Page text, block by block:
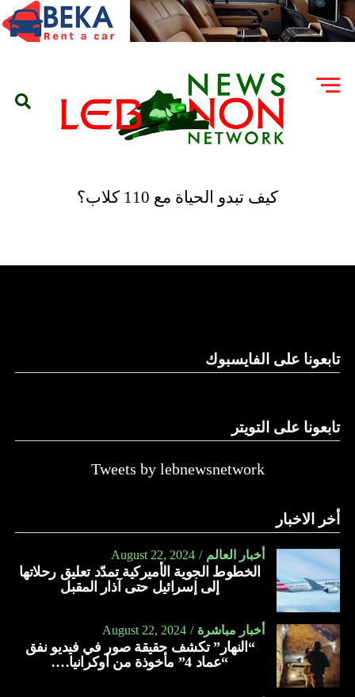
كيف تبدو الحياة مع 110 كلاب؟
تابعونا على الفايسبوك
تابعونا على التويتر
Tweets by lebnewsnetwork
أخر الاخبار
أخبار العالم August 22, 2024
الخطوط الجوية الأميركية تمدّد تعليق رحلاتها
إلى إسرائيل حتى آذار المقبل
أخبار مباشرة August 22, 2024
“النهار” تكشف حقيقة صور في فيديو نفق
“عماد 4” مأخوذة من أوكرانيا….